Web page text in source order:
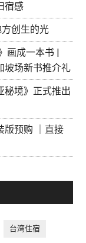
宿感
创生的光
画成一本书 |
坡场新书推介礼
秘境》正式推出
版预购 ｜直接
台湾住宿